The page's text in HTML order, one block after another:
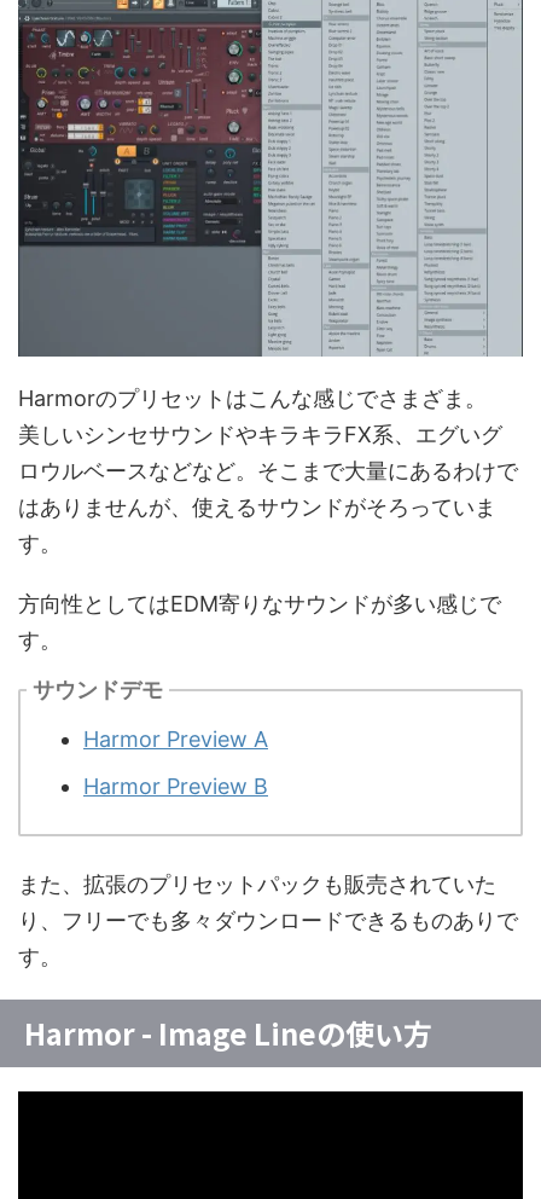
Harmorのプリセットはこんな感じでさまざま。
美しいシンセサウンドやキラキラFX系、エグいグ
ロウルベースなどなど。そこまで大量にあるわけで
はありませんが、使えるサウンドがそろっていま
す。
方向性としてはEDM寄りなサウンドが多い感じで
す。
サウンドデモ
Harmor Preview A
Harmor Preview B
また、拡張のプリセットパックも販売されていた
り、フリーでも多々ダウンロードできるものありで
す。
Harmor - Image Lineの使い方